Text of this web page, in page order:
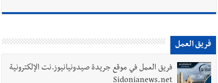
فريق العمل
فريق العمل في موقع جريدة صيدونيانيوز.نت الإلكترونية